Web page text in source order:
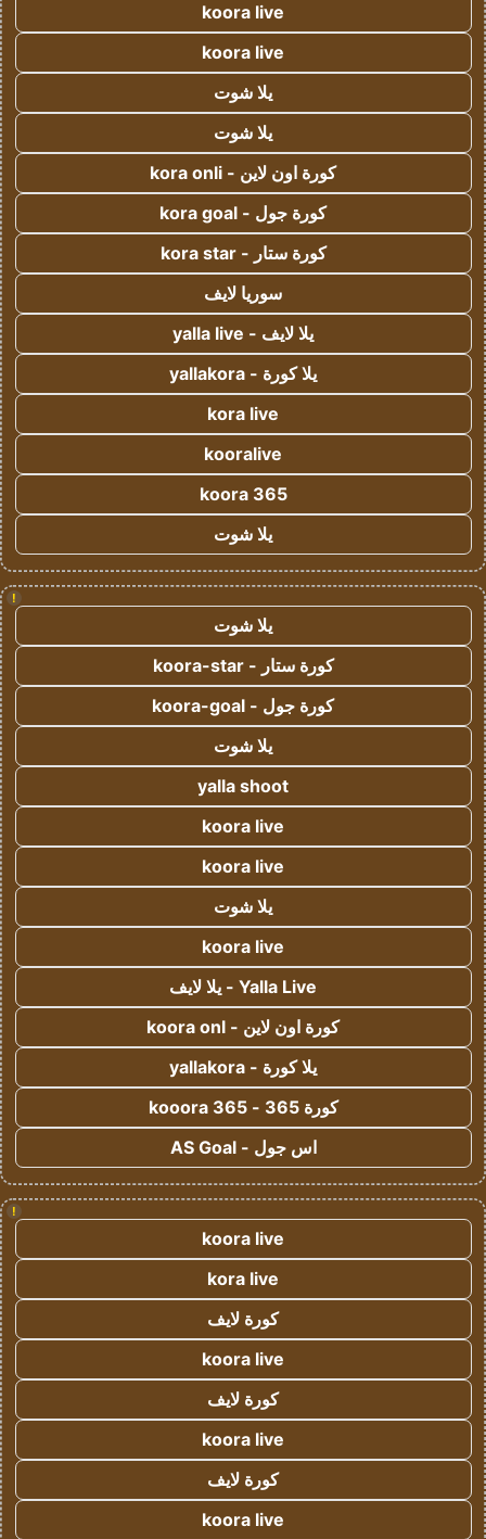
koora live
koora live
يلا شوت
يلا شوت
كورة اون لاين - kora onli
كورة جول - kora goal
كورة ستار - kora star
سوريا لايف
يلا لايف - yalla live
يلا كورة - yallakora
kora live
kooralive
koora 365
يلا شوت
!
يلا شوت
كورة ستار - koora-star
كورة جول - koora-goal
يلا شوت
yalla shoot
koora live
koora live
يلا شوت
koora live
Yalla Live - يلا لايف
كورة اون لاين - koora onl
يلا كورة - yallakora
كورة 365 - kooora 365
اس جول - AS Goal
!
koora live
kora live
كورة لايف
koora live
كورة لايف
koora live
كورة لايف
koora live